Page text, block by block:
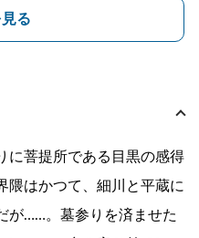
る
に菩提所である目黒の感得
隈はかつて、細川と平蔵に
が……。墓参りを済ませた